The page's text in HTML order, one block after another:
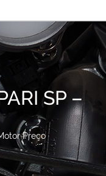
SP –
Preço